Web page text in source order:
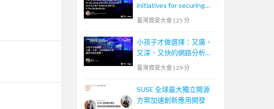
initiatives for securing
Industrial Automation
(IACS) in the
Netherlands
臺灣資安大會 | 25 分
小孩子才做選擇：又廣、
又深、又快的網路分析，
誰說不能全都要？
臺灣資安大會 | 29 分
SUSE 全球最大獨立開源
方案加速創新應用開發